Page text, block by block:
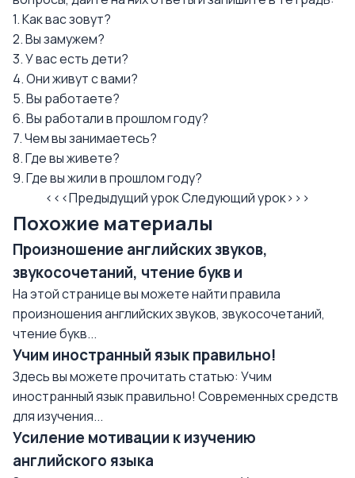
1. Как вас зовут?
2. Вы замужем?
3. У вас есть дети?
4. Они живут с вами?
5. Вы работаете?
6. Вы работали в прошлом году?
7. Чем вы занимаетесь?
8. Где вы живете?
9. Где вы жили в прошлом году?
<<<Предыдущий урокСледующий урок>>>
Похожие материалы
Произношение английских звуков,
звукосочетаний, чтение букв и
На этой странице вы можете найти правила
произношения английских звуков, звукосочетаний,
чтение букв...
Учим иностранный язык правильно!
Здесь вы можете прочитать статью: Учим
иностранный язык правильно! Современных средств
для изучения...
Усиление мотивации к изучению
английского языка